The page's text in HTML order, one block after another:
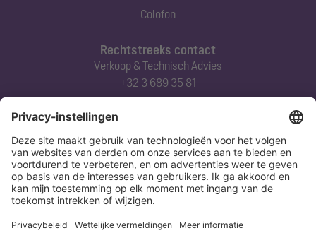
Rechtstreeks contact
Verkoop & Technisch Advies
+32 3 689 35 81
Abonneert u zich op onze nieuwsbrief
Nu aanmelden
Colofon